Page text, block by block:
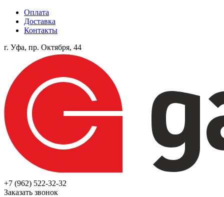
Оплата
Доставка
Контакты
г. Уфа, пр. Октября, 44
+7 (962) 522-32-32
Заказать звонок